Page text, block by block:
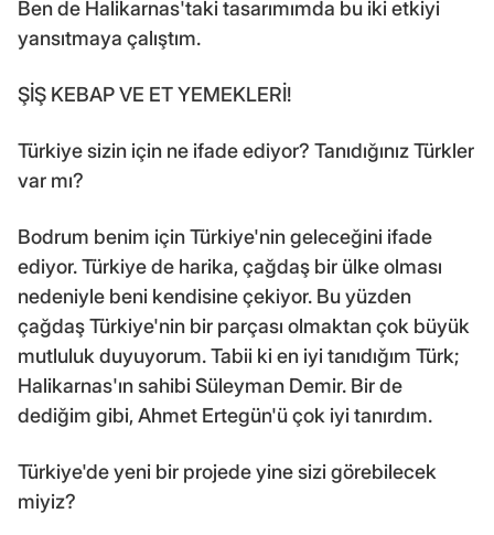
Ben de Halikarnas'taki tasarımımda bu iki etkiyi
yansıtmaya çalıştım.
ŞİŞ KEBAP VE ET YEMEKLERİ!
Türkiye sizin için ne ifade ediyor? Tanıdığınız Türkler
var mı?
Bodrum benim için Türkiye'nin geleceğini ifade
ediyor. Türkiye de harika, çağdaş bir ülke olması
nedeniyle beni kendisine çekiyor. Bu yüzden
çağdaş Türkiye'nin bir parçası olmaktan çok büyük
mutluluk duyuyorum. Tabii ki en iyi tanıdığım Türk;
Halikarnas'ın sahibi Süleyman Demir. Bir de
dediğim gibi, Ahmet Ertegün'ü çok iyi tanırdım.
Türkiye'de yeni bir projede yine sizi görebilecek
miyiz?